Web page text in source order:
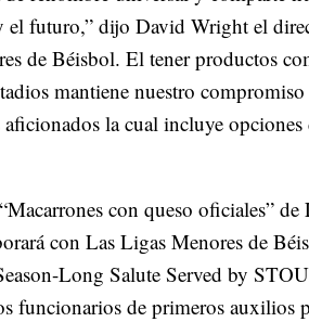
el futuro,” dijo David Wright el
de Béisbol. El tener productos
mantiene nuestro
la cual incluye
con queso oficiales”
con Las Ligas Menores de
Long Salute Served by
funcionarios de primeros auxilios